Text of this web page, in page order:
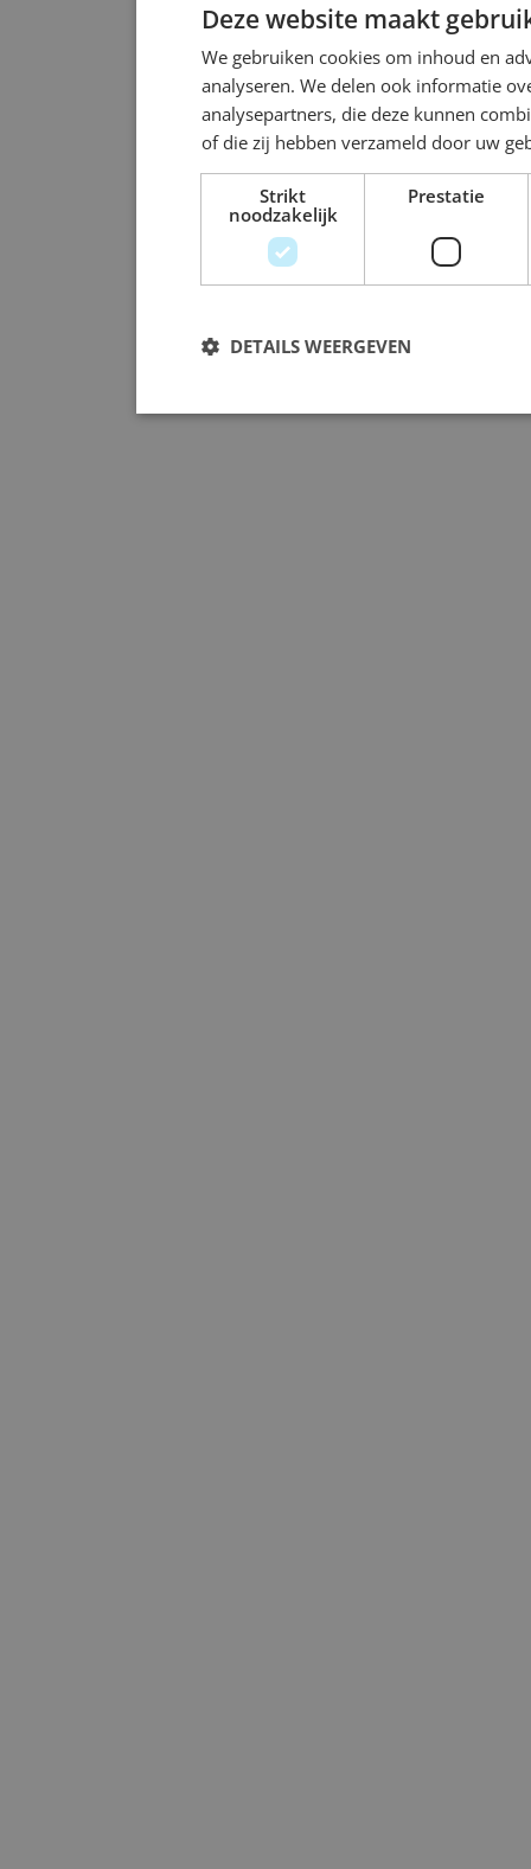
Deze website maakt
We gebruiken cookies om inhoud en
analyseren. We delen ook informatie
analysepartners, die deze kunnen
of die zij hebben verzameld door uw
Strikt
noodzakelijk
Prestatie
DETAILS WEERGEVEN